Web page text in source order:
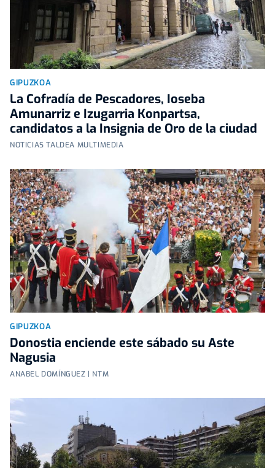
GIPUZKOA
La Cofradía de Pescadores, Ioseba
Amunarriz e Izugarria Konpartsa,
candidatos a la Insignia de Oro de la ciudad
NOTICIAS TALDEA MULTIMEDIA
GIPUZKOA
Donostia enciende este sábado su Aste
Nagusia
ANABEL DOMÍNGUEZ | NTM